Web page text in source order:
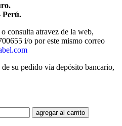
Perú.
consulta atravez de la web,
i/o por este mismo correo
de su pedido vía depósito bancario,